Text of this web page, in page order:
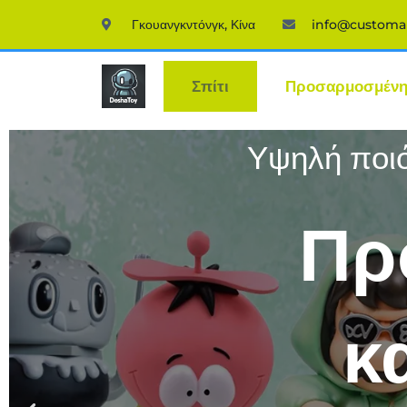
Γκουανγκντόνγκ, Κίνα
Σπίτι Προσαρμοσμένη
Υψηλή